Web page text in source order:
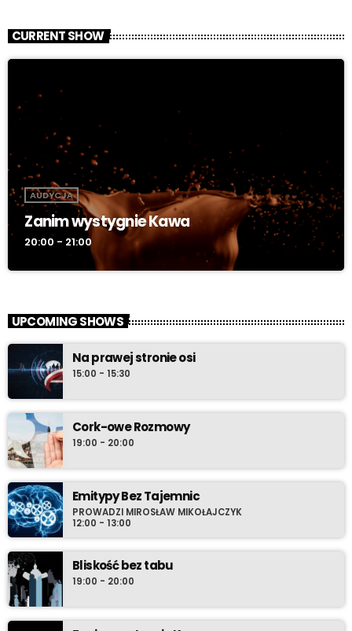
CURRENT SHOW
AUDYCJA
Zanim wystygnie Kawa
20:00 - 21:00
UPCOMING SHOWS
Na prawej stronie osi
15:00 - 15:30
Cork-owe Rozmowy
19:00 - 20:00
Emitypy Bez Tajemnic
PROWADZI MIROSŁAW MIKOŁAJCZYK
12:00 - 13:00
Bliskość bez tabu
19:00 - 20:00